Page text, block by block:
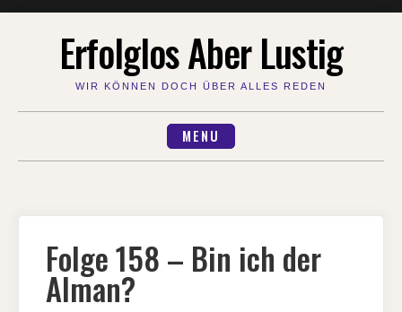
Erfolglos Aber Lustig
WIR KÖNNEN DOCH ÜBER ALLES REDEN
MENU
Folge 158 – Bin ich der
Alman?